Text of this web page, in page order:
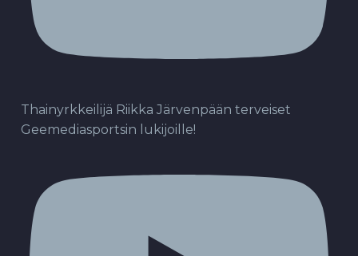
Thainyrkkeilijä Riikka Järvenpään terveiset
Geemediasportsin lukijoille!